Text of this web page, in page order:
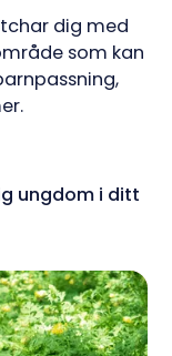
dig med
som kan
ungdom i ditt